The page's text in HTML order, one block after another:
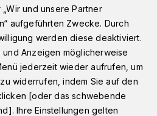
und unsere Partner
aufgeführten Zwecke. Durch
werden diese deaktiviert.
Anzeigen möglicherweise
jederzeit wieder aufrufen, um
widerrufen, indem Sie auf den
[oder das schwebende
Ihre Einstellungen gelten